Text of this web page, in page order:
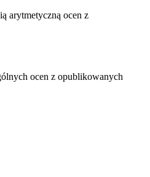
arytmetyczną ocen z
ocen z opublikowanych